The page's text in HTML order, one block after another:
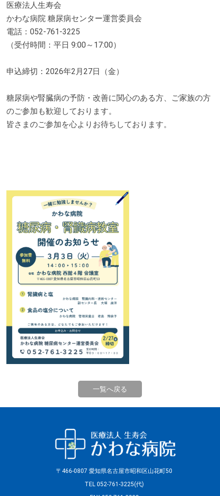
医療法人生寿会
かわな病院 糖尿病センター運営委員会
電話：052-761-3225
（受付時間：平日 9:00～17:00）
申込締切：2026年2月27日（金）
糖尿病や腎臓病の予防・改善に関心のある方、ご家族の方
のご参加も歓迎しております。
皆さまのご参加を心よりお待ちしております。
一覧へ戻る
〒466-0807 愛知県名古屋市昭和区山花町50
TEL 052-761-3225(代)